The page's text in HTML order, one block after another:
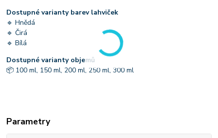
Dostupné varianty barev lahviček
🔹 Hnědá
🔹 Čirá
🔹 Bílá
Dostupné varianty objemů
📦 100 ml, 150 ml, 200 ml, 250 ml, 300 ml
Parametry